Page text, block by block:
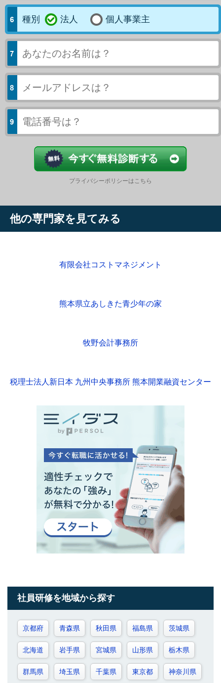
種別 法人 個人事業主
プライバシーポリシーはこちら
他の専門家を見てみる
有限会社コストマネジメント
熊本県立あしきた青少年の家
牧野会計事務所
税理士法人新日本 九州中央事務所 熊本開業融資センター
社員研修を地域から探す
京都府 青森県 秋田県 福島県 茨城県
北海道 岩手県 宮城県 山形県 栃木県
群馬県 埼玉県 千葉県 東京都 神奈川県